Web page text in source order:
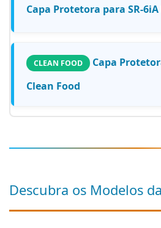
Capa Protetora para SR-
CLEAN FOOD
Capa
Clean Food
Descubra os Modelos